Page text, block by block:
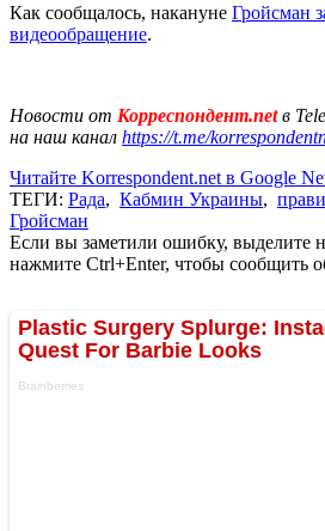
Как сообщалось, накануне Гройсман
видеообращение.
Новости от Корреспондент.netв
на наш канал https://t.me/
Читайте Korrespondent.net в Google
ТЕГИ: Рада, Кабмин Украины,
Гройсман
Если вы заметили ошибку, выделите
нажмите Ctrl+Enter, чтобы сообщить